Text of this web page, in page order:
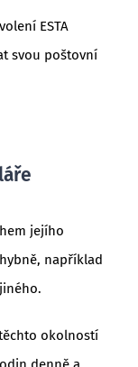
ESTA
svou poštovní
jejího
například
okolností